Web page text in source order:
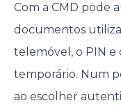
Com a CMD pode
documentos
telemóvel, o PIN e
temporário. Num
ao escolher